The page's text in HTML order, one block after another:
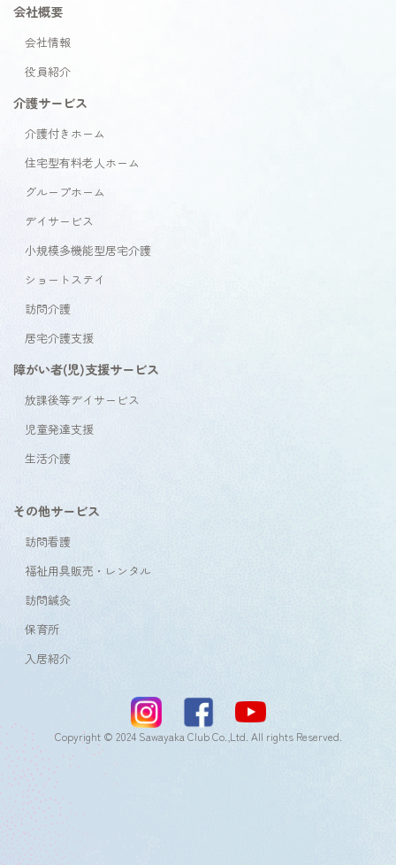
会社概要
会社情報
役員紹介
介護サービス
介護付きホーム
住宅型有料老人ホーム
グループホーム
デイサービス
小規模多機能型居宅介護
ショートステイ
訪問介護
居宅介護支援
障がい者(児)支援サービス
放課後等デイサービス
児童発達支援
生活介護
その他サービス
訪問看護
福祉用具販売・レンタル
訪問鍼灸
保育所
入居紹介
Copyright © 2024 Sawayaka Club Co.,Ltd. All rights Reserved.